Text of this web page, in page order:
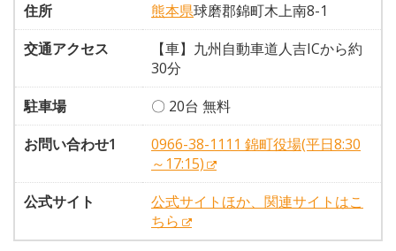
住所
熊本県球磨郡錦町木上南8-1
交通アクセス
【車】九州自動車道人吉ICから約
30分
駐車場
〇 20台 無料
お問い合わせ1
0966-38-1111 錦町役場(平日8:30
～17:15)
公式サイト
公式サイトほか、関連サイトはこ
ちら